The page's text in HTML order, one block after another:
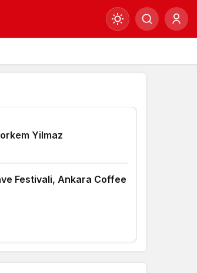
Mod
değiştir
Modu
modunu seçin.
Yilmaz
Festivali, Ankara Coffee